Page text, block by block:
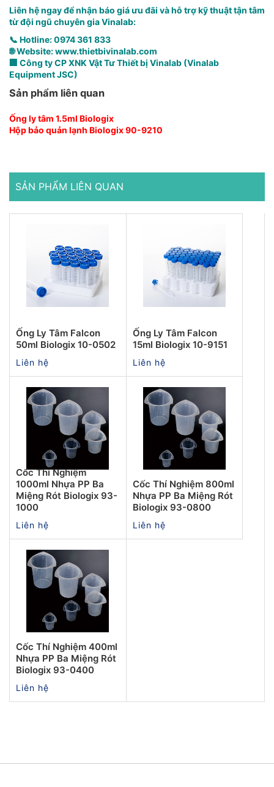
Liên hệ ngay để nhận báo giá ưu đãi và hỗ trợ kỹ thuật tận tâm
từ đội ngũ chuyên gia Vinalab:
📞 Hotline: 0974 361 833
🌐 Website:www.thietbivinalab.com
🏢 Công ty CP XNK Vật Tư Thiết bị Vinalab (Vinalab
Equipment JSC)
Sản phẩm liên quan
Ống ly tâm 1.5ml Biologix
Hộp bảo quản lạnh Biologix 90-9210
SẢN PHẨM LIÊN QUAN
Ống Ly Tâm Falcon
50ml Biologix 10-0502
Liên hệ
Ống Ly Tâm Falcon
15ml Biologix 10-9151
Liên hệ
Cốc Thí Nghiệm
1000ml Nhựa PP Ba
Miệng Rót Biologix 93-
1000
Liên hệ
Cốc Thí Nghiệm 800ml
Nhựa PP Ba Miệng Rót
Biologix 93-0800
Liên hệ
Cốc Thí Nghiệm 400ml
Nhựa PP Ba Miệng Rót
Biologix 93-0400
Liên hệ